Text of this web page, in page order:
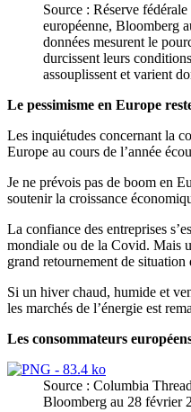
Source : Réserve
européenne, Bloomberg
données mesurent le
durcissent leurs
assouplissent et varient
Le pessimisme en Europe
Les inquiétudes concernant la
Europe au cours de l’année
Je ne prévois pas de boom en
soutenir la croissance
La confiance des entreprises
mondiale ou de la Covid. Mais
grand retournement de
Si un hiver chaud, humide et
les marchés de l’énergie est
Les consommateurs
Source : Columbia
Bloomberg au 28 février